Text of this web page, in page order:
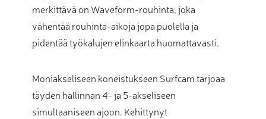
merkittävä on Waveform-rouhinta, joka
vähentää rouhinta-aikoja jopa puolella ja
pidentää työkalujen elinkaarta huomattavasti.
Moniakseliseen koneistukseen Surfcam tarjoaa
täyden hallinnan 4- ja 5-akseliseen
simultaaniseen ajoon. Kehittynyt